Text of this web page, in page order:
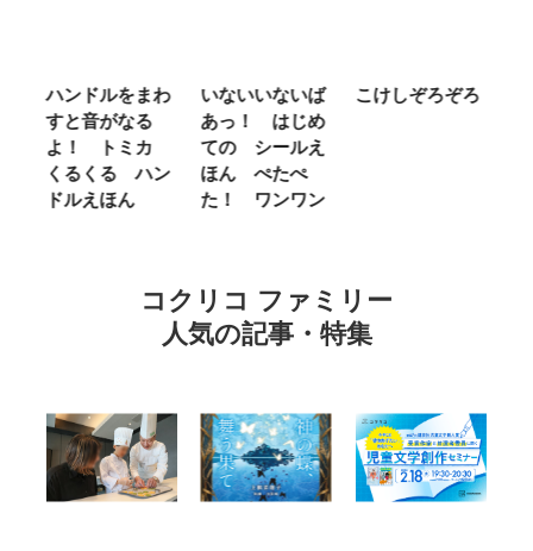
ハンドルをまわ
すと音がなる
よ！ トミカ
くるくる ハン
ドルえほん
いないいないば
あっ！ はじめ
ての シールえ
ほん ぺたぺ
た！ ワンワン
こけしぞろぞろ
コクリコ ファミリー
人気の記事・特集